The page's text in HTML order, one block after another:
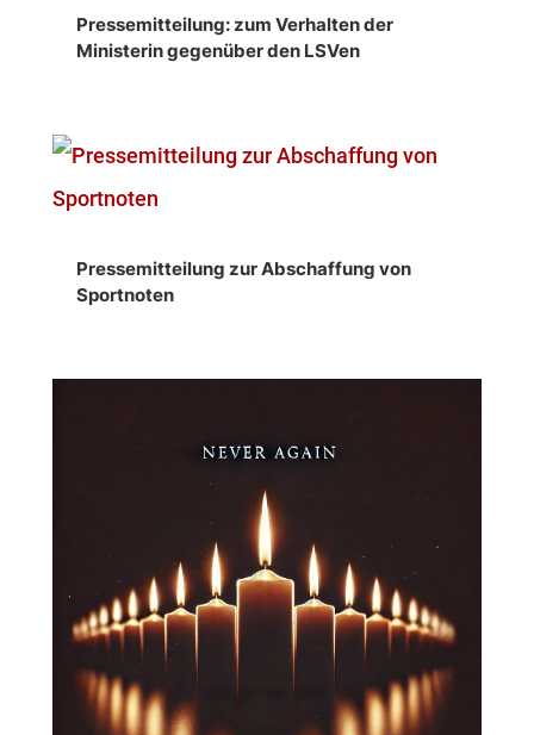
Pressemitteilung: zum Verhalten der
Ministerin gegenüber den LSVen
Pressemitteilung zur Abschaffung von
Sportnoten